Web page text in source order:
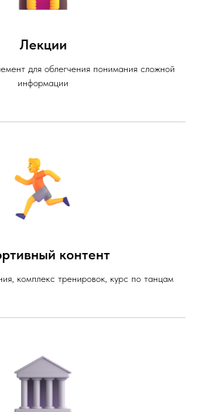
Лекции
для облегчения понимания сложной
информации
контент
комплекс тренировок, курс по танцам